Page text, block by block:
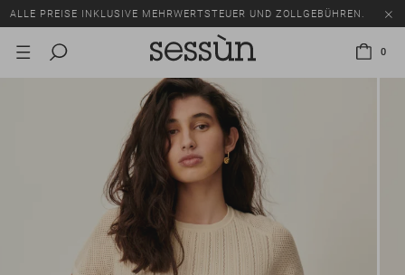
ALLE PREISE INKLUSIVE MEHRWERTSTEUER UND ZOLLGEBÜHREN.
SALE: BIS ZU -50% AUF EINE AUSWAHL AN ARTIKELN.
0